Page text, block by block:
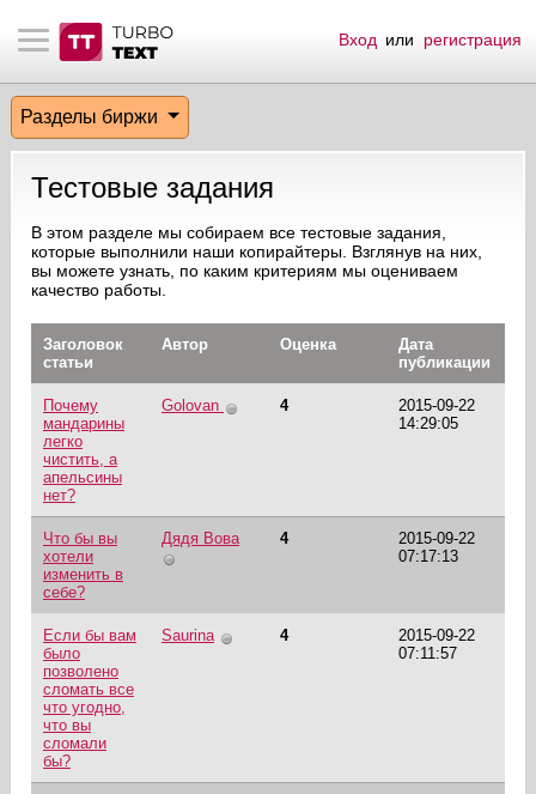
материалы
биржи
эфир
на сайте
пользователей
сообщения
по форуму
Вход или регистрация
Разделы биржи
Тестовые задания
В этом разделе мы собираем все тестовые задания,
которые выполнили наши копирайтеры. Взглянув на них,
вы можете узнать, по каким критериям мы оцениваем
качество работы.
Заголовок
статьи
Автор Оценка
Дата
публикации
Почему
мандарины
легко
чистить, а
апельсины
нет?
Golovan 4
2015-09-22
14:29:05
Что бы вы
хотели
изменить в
себе?
Дядя Вова 4
2015-09-22
07:17:13
Если бы вам
было
позволено
сломать все
что угодно,
что вы
сломали
бы?
Saurina 4
2015-09-22
07:11:57